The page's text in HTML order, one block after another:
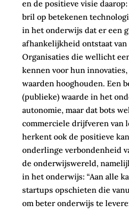
en de positieve visie
bril op betekenen
in het onderwijs dat er een
afhankelijkheid ontstaat van
Organisaties die wellicht
kennen voor hun
waarden hooghouden. Een
(publieke) waarde in het
autonomie, maar dat bots
commerciele drijfveren van
herkent ook de positieve
onderlinge verbondenheid
de onderwijswereld,
in het onderwijs: “Aan alle
startups opschieten die
om beter onderwijs te